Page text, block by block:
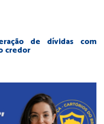
de dívidas com
credor